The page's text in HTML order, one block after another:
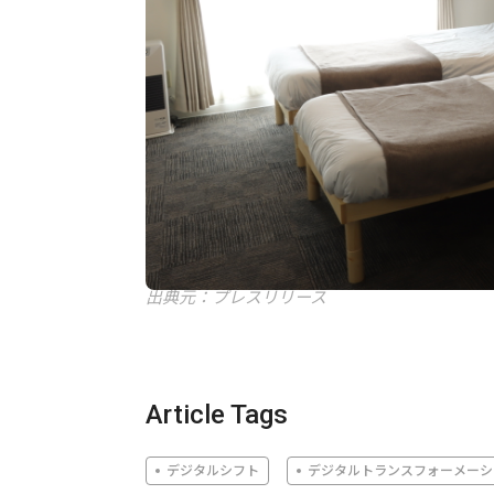
出典元：プレスリリース
Article Tags
デジタルシフト デジタルトランスフォーメー